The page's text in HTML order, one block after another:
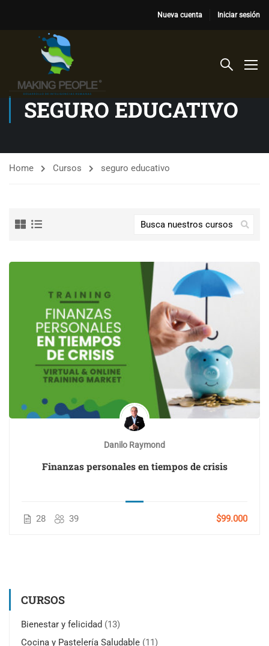
Nueva cuenta Iniciar sesión
SEGURO EDUCATIVO
Home Cursos seguro educativo
Danilo Raymond
Finanzas personales en tiempos de crisis
28 39 $99.000
CURSOS
Bienestar y felicidad (13)
Cocina y Pastelería Saludable (11)